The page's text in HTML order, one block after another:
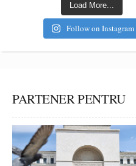
Load More...
Follow on Instagram
PARTENER PENTRU